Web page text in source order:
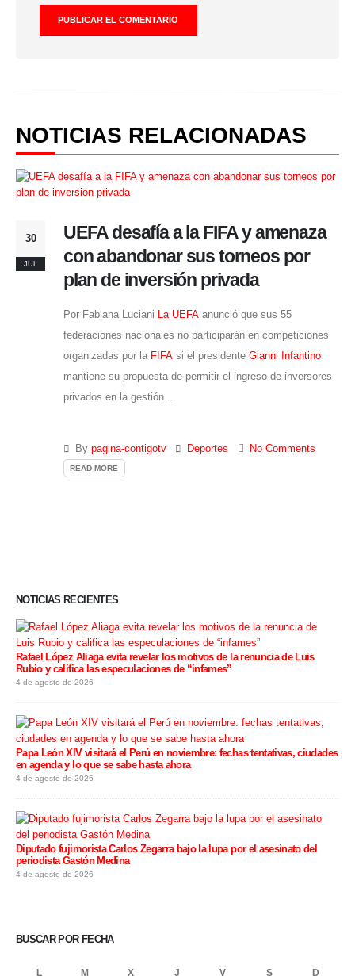
NOTICIAS RELACIONADAS
30
JUL
UEFA desafía a la FIFA y amenaza
con abandonar sus torneos por
plan de inversión privada
Por Fabiana Luciani La UEFA anunció que sus 55
federaciones nacionales no participarán en competiciones
organizadas por la FIFA si el presidente Gianni Infantino
mantiene su propuesta de permitir el ingreso de inversores
privados en la gestión...
By pagina-contigotv Deportes No Comments
READ MORE
NOTICIAS RECIENTES
Rafael López Aliaga evita revelar los motivos de la renuncia de Luis
Rubio y califica las especulaciones de “infames”
4 de agosto de 2026
Papa León XIV visitará el Perú en noviembre: fechas tentativas, ciudades
en agenda y lo que se sabe hasta ahora
4 de agosto de 2026
Diputado fujimorista Carlos Zegarra bajo la lupa por el asesinato del
periodista Gastón Medina
4 de agosto de 2026
BUSCAR POR FECHA
L M X J V S D